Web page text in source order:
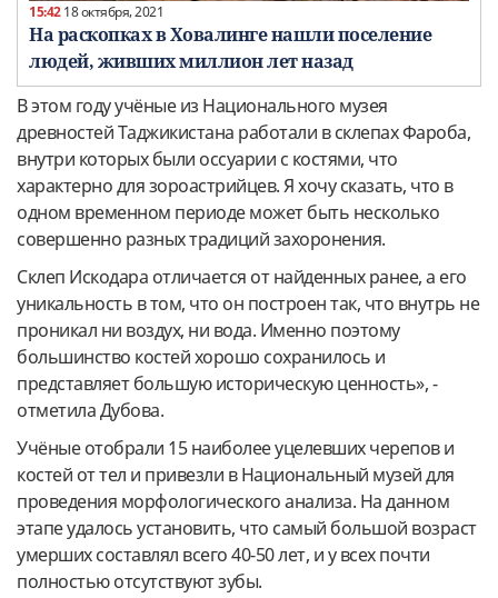
15:4218 октября, 2021
На раскопках в Ховалинге нашли поселение
людей, живших миллион лет назад
В этом году учёные из Национального музея
древностей Таджикистана работали в склепах Фароба,
внутри которых были оссуарии с костями, что
характерно для зороастрийцев. Я хочу сказать, что в
одном временном периоде может быть несколько
совершенно разных традиций захоронения.
Склеп Искодара отличается от найденных ранее, а его
уникальность в том, что он построен так, что внутрь не
проникал ни воздух, ни вода. Именно поэтому
большинство костей хорошо сохранилось и
представляет большую историческую ценность», -
отметила Дубова.
Учёные отобрали 15 наиболее уцелевших черепов и
костей от тел и привезли в Национальный музей для
проведения морфологического анализа. На данном
этапе удалось установить, что самый большой возраст
умерших составлял всего 40-50 лет, и у всех почти
полностью отсутствуют зубы.